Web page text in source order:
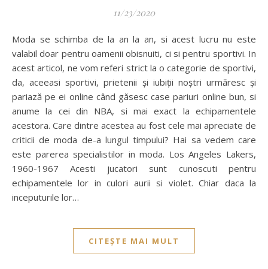
11/23/2020
Moda se schimba de la an la an, si acest lucru nu este
valabil doar pentru oamenii obisnuiti, ci si pentru sportivi. In
acest articol, ne vom referi strict la o categorie de sportivi,
da, aceeasi sportivi, prietenii şi iubiţii noştri urmăresc şi
pariază pe ei online când găsesc case pariuri online bun, si
anume la cei din NBA, si mai exact la echipamentele
acestora. Care dintre acestea au fost cele mai apreciate de
criticii de moda de-a lungul timpului? Hai sa vedem care
este parerea specialistilor in moda. Los Angeles Lakers,
1960-1967 Acesti jucatori sunt cunoscuti pentru
echipamentele lor in culori aurii si violet. Chiar daca la
inceputurile lor…
CITEȘTE MAI MULT